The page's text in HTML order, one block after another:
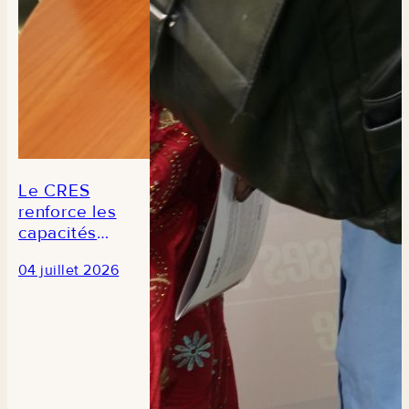
Le CRES
renforce les
capacités
journalistes
04 juillet 2026